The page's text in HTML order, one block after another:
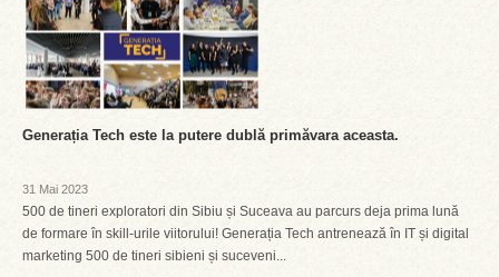
Generația Tech este la putere dublă primăvara aceasta.
31 Mai 2023
500 de tineri exploratori din Sibiu și Suceava au parcurs deja prima lună
de formare în skill-urile viitorului! Generația Tech antrenează în IT și digital
marketing 500 de tineri sibieni și suceveni...